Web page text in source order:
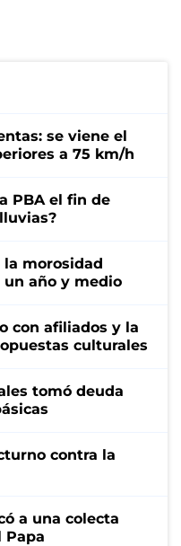
se viene el
a 75 km/h
PBA el fin de
morosidad
año y medio
con afiliados y la
culturales
tomó deuda
contra la
a una colecta
Papa